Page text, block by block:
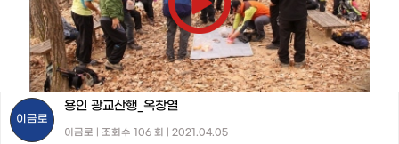
이금로
용인 광교산행_옥창열
이금로 | 조회수 106 회 | 2021.04.05